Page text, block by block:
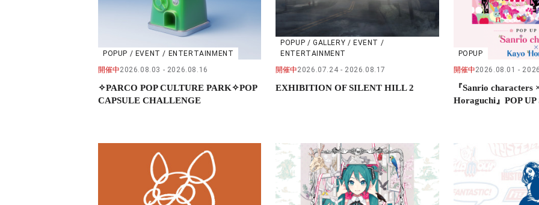
POPUP / EVENT / ENTERTAINMENT
開催中2026.08.03 2026.08.16
✧PARCO POP CULTURE PARK✧POP
CAPSULE CHALLENGE
POPUP / GALLERY / EVENT /
ENTERTAINMENT
開催中2026.07.24 2026.08.17
EXHIBITION OF SILENT HILL 2
POPUP
開催中2026.08.01
『Sanrio characters
Horaguchi』POP UP